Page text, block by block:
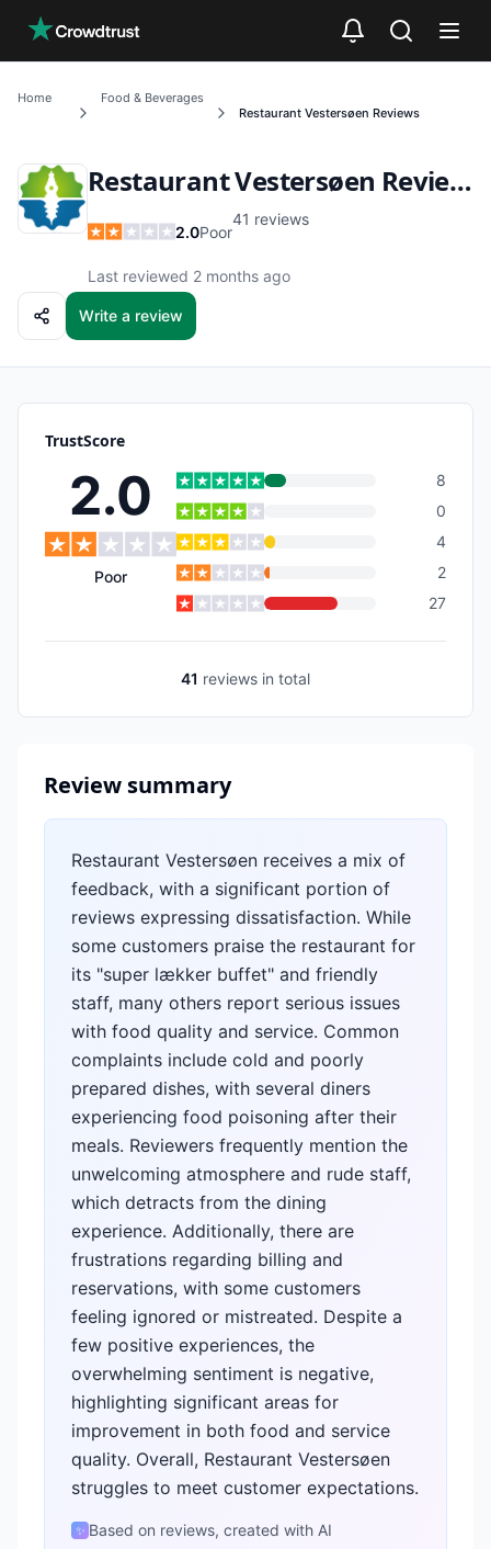
Home
Food & Beverages
Restaurant Vestersøen Reviews
Restaurant Vestersøen Reviews
2.0Poor
41 reviews
Last reviewed 2 months ago
Write a review
TrustScore
2.0
Poor
8
0
4
2
27
41 reviews in total
Review summary
Restaurant Vestersøen receives a mix of
feedback, with a significant portion of
reviews expressing dissatisfaction. While
some customers praise the restaurant for
its "super lækker buffet" and friendly
staff, many others report serious issues
with food quality and service. Common
complaints include cold and poorly
prepared dishes, with several diners
experiencing food poisoning after their
meals. Reviewers frequently mention the
unwelcoming atmosphere and rude staff,
which detracts from the dining
experience. Additionally, there are
frustrations regarding billing and
reservations, with some customers
feeling ignored or mistreated. Despite a
few positive experiences, the
overwhelming sentiment is negative,
highlighting significant areas for
improvement in both food and service
quality. Overall, Restaurant Vestersøen
struggles to meet customer expectations.
✨ Based on reviews, created with AI